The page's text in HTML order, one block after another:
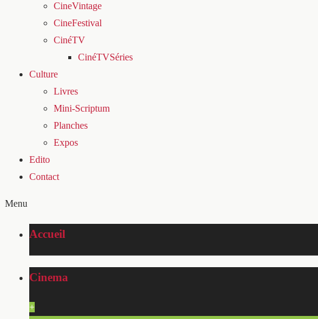
CineVintage
CineFestival
CinéTV
CinéTVSéries
Culture
Livres
Mini-Scriptum
Planches
Expos
Edito
Contact
Menu
Accueil
Cinema
+